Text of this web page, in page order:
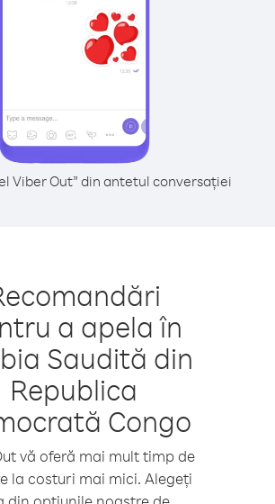
Viber Out” din antetul conversației
a apela în
Saudită din
Republica
Congo
vă oferă mai mult timp de
la costuri mai mici. Alegeți